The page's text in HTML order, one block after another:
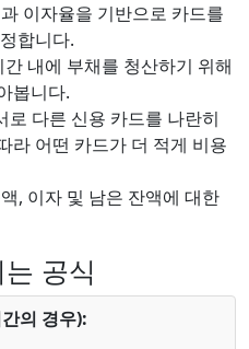
이자율을 기반으로 카드를
합니다.
간 내에 부채를 청산하기 위해
봅니다.
로 다른 신용 카드를 나란히
라 어떤 카드가 더 적게 비용
, 이자 및 남은 잔액에 대한
공식
의 경우):